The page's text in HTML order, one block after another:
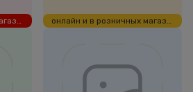
онлайн и в розничных магазинах онлайн и в розничных магазинах